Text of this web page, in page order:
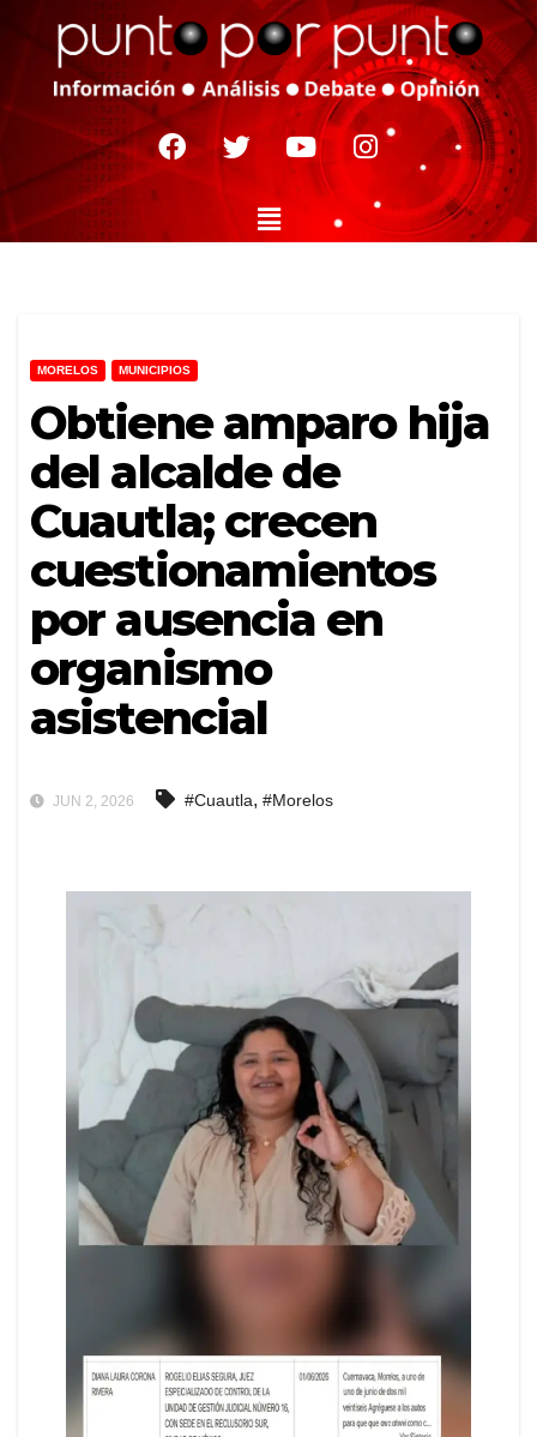
MORELOS MUNICIPIOS
Obtiene amparo hija
del alcalde de
Cuautla; crecen
cuestionamientos
por ausencia en
organismo
asistencial
JUN 2, 2026 #Cuautla, #Morelos